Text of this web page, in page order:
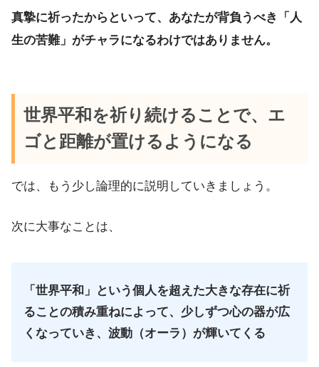
真摯に祈ったからといって、あなたが背負うべき「人
生の苦難」がチャラになるわけではありません。
世界平和を祈り続けることで、エ
ゴと距離が置けるようになる
では、もう少し論理的に説明していきましょう。
次に大事なことは、
「世界平和」という個人を超えた大きな存在に祈
ることの積み重ねによって、少しずつ心の器が広
くなっていき、波動（オーラ）が輝いてくる